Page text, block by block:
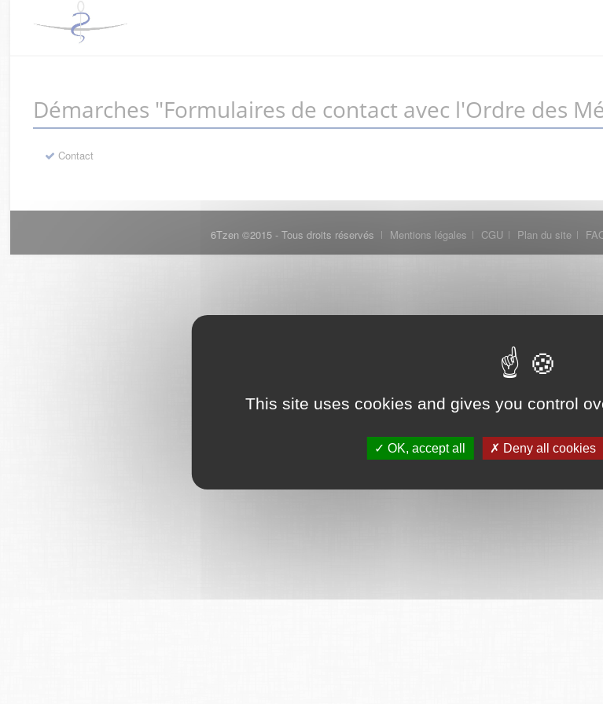
This site uses cookies and gives you control
OK, accept all Deny all cookies
Démarches "Formulaires de contact avec l'Ordre des
Contact
6Tzen ©2015 - Tous droits réservés Mentions légales CGU Plan du site